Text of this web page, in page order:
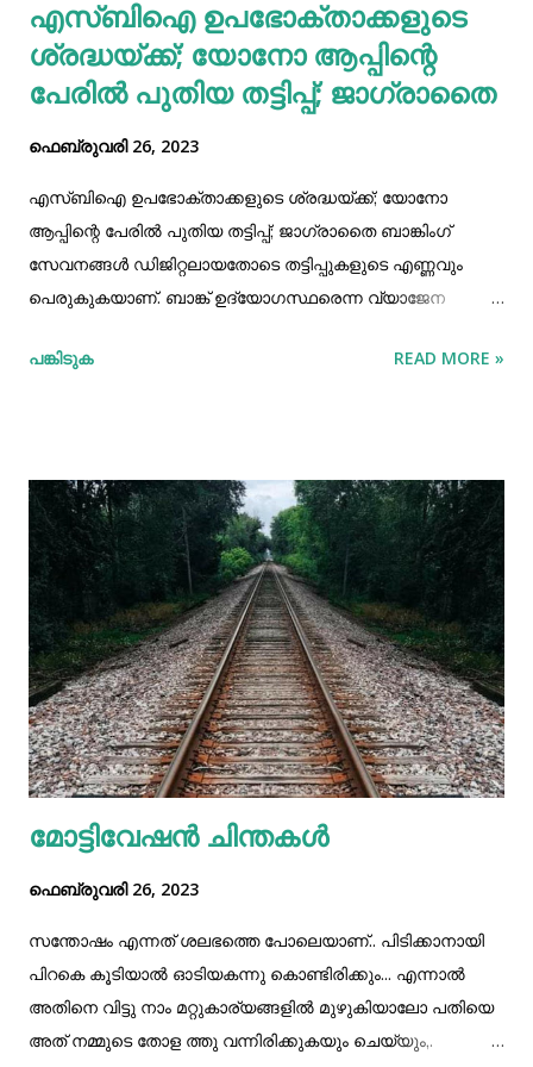
എസ്ബിഐ ഉപഭോക്താക്കളുടെ
ശ്രദ്ധയ്ക്ക്; യോനോ ആപ്പിന്റെ
പേരില്‍ പുതിയ തട്ടിപ്പ്; ജാഗ്രാതെെ
ഫെബ്രുവരി 26, 2023
എസ്ബിഐ ഉപഭോക്താക്കളുടെ ശ്രദ്ധയ്ക്ക്; യോനോ
ആപ്പിന്റെ പേരില്‍ പുതിയ തട്ടിപ്പ്; ജാഗ്രാതെെ ബാങ്കിംഗ്
സേവനങ്ങള്‍ ഡിജിറ്റലായതോടെ തട്ടിപ്പുകളുടെ എണ്ണവും
പെരുകുകയാണ്. ബാങ്ക് ഉദ്യോഗസ്ഥരെന്ന വ്യാജേന
സന്ദേശങ്ങളയച്ച്‌ അക്കൗണ്ടില്‍ നിന്ന് പണം തട്ടിയെടുക്കുന്ന
ഇതിനെതിരെ ബാങ്കും സര്‍ക്കാര്‍ ഏജന്‍സികളും മുന്നറിയിപ്പ്
നല്‍കാറുണ്ട്. സ്റ്റേറ്റ് ബാങ്ക് ഓഫ് ഇന്ത്യ ഉപഭോക്താക്കള്‍ക്ക്
പ്രസ് ഇന്‍ഫര്‍മേഷന്‍ ബ്യൂറോയാണ് പുതിയ തട്ടിപ്പിനെ പറ്റി
മുന്നറിയിപ്പ് നല്‍കിയിരിക്കുന്നത്. വ്യാജ സന്ദേശം ഇങ്ങനെ
ഉപഭോക്താവിന്റെ യോനോ അക്കൗണ്ട് ബ്ലോക്ക് ചെയ്‌തതായി
അവകാശപ്പെടുന്ന എസ്‌എംഎസ് വഴിയാണ് തട്ടിപ്പ്.
എസ്‌ബിഐ ഉദ്യോഗസ്ഥരെ വ്യാജേന പ്രചരിപ്പിക്കുന്ന
സന്ദേശങ്ങളെക്കുറിച്ച്‌ പ്രസ് ഇന്‍ഫര്‍മേഷന്‍ ബ്യൂറോ
മുന്നറിയിപ്പ് പുറപ്പെടുവിച്ചിട്ടുണ്ട്. "പ്രിയപ്പെട്ട എസ്ബിഐ
ഉപഭോക്താവെ, നിങ്ങളുടെ യോനോ അക്കൗണ്ട് ...
പങ്കിടുക READ MORE »
മോട്ടിവേഷൻ ചിന്തകൾ
ഫെബ്രുവരി 26, 2023
സന്തോഷം എന്നത് ശലഭത്തെ പോലെയാണ്.. പിടിക്കാനായി
പിറകെ കൂടിയാൽ ഓടിയകന്നു കൊണ്ടിരിക്കും... എന്നാൽ
അതിനെ വിട്ടു നാം മറ്റുകാര്യങ്ങളിൽ മുഴുകിയാലോ പതിയെ
അത് നമ്മുടെ തോള ത്തു വന്നിരിക്കുകയും ചെയ്യും,.